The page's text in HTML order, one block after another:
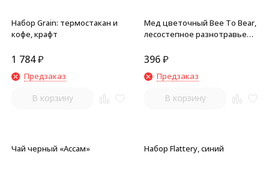
Набор Grain: термостакан и
кофе, крафт
1 784₽
Предзаказ
В корзину
Мед цветочный Bee To Bear,
лесостепное разнотравье
396₽
Предзаказ
В корзину
Чай черный «Ассам» Набор Flattery, синий